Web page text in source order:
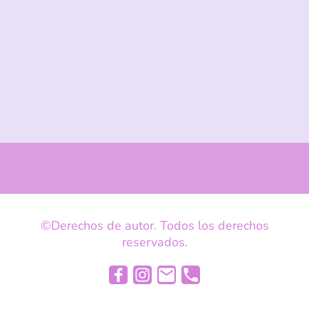
©Derechos de autor. Todos los derechos
reservados.